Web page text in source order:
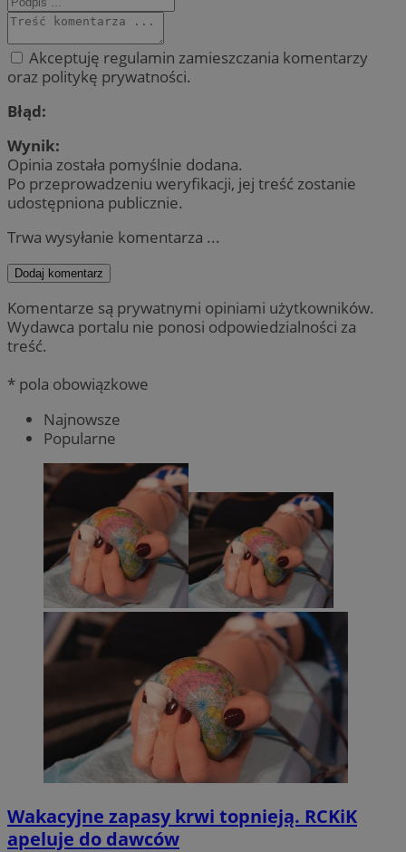
Akceptuję regulamin zamieszczania komentarzy
oraz politykę prywatności.
Błąd:
Wynik:
Opinia została pomyślnie dodana.
Po przeprowadzeniu weryfikacji, jej treść zostanie
udostępniona publicznie.
Trwa wysyłanie komentarza ...
Dodaj komentarz
Komentarze są prywatnymi opiniami użytkowników.
Wydawca portalu nie ponosi odpowiedzialności za
treść.
* pola obowiązkowe
Najnowsze
Popularne
Wakacyjne zapasy krwi topnieją. RCKiK
apeluje do dawców